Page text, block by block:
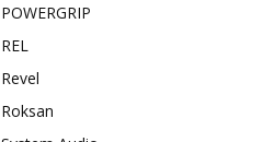
POWERGRIP
REL
Revel
Roksan